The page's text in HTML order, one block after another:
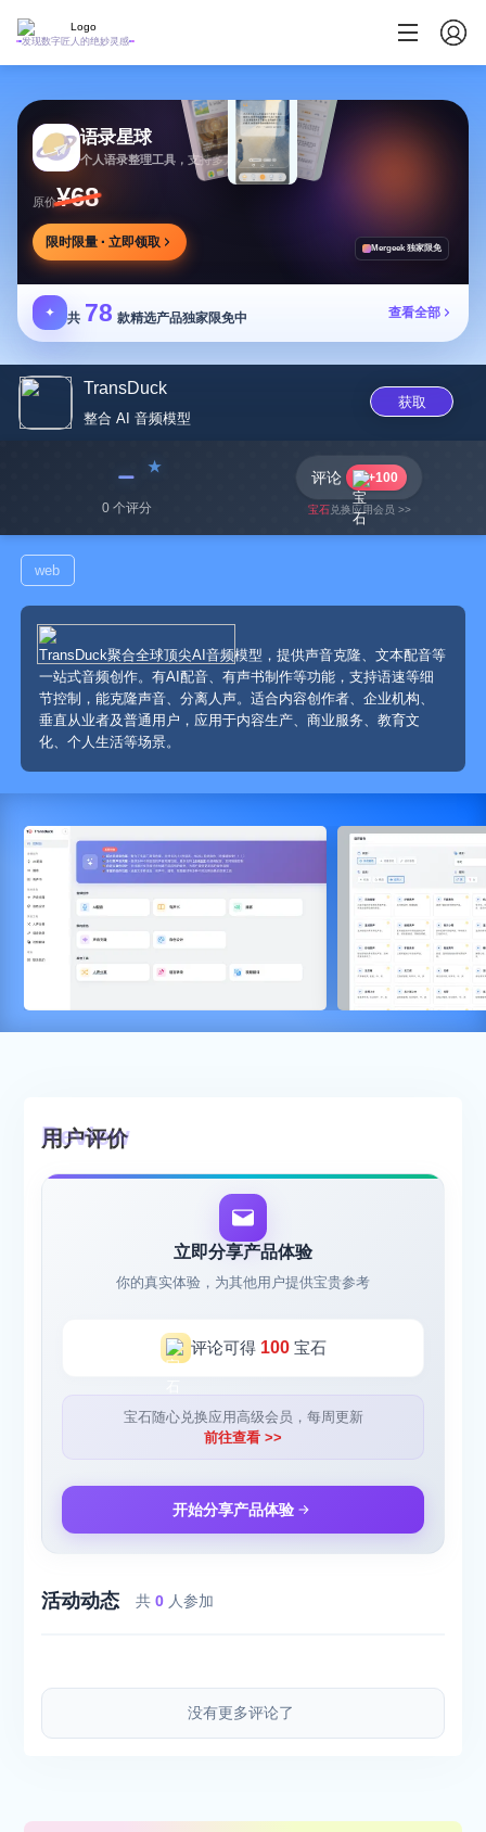
发现数字匠人的绝妙灵感
语录星球
个人语录整理工具，支持多方式添加及灵活推送
原价¥68
限时限量 · 立即领取 Mergeek 独家限免
✦ 共 78 款精选产品独家限免中 查看全部
TransDuck
整合 AI 音频模型
获取
﹣
0 个评分
评论 +100
宝石兑换应用会员 >>
web
TransDuck聚合全球顶尖AI音频模型，提供声音克隆、文本配音等
一站式音频创作。有AI配音、有声书制作等功能，支持语速等细
节控制，能克隆声音、分离人声。适合内容创作者、企业机构、
垂直从业者及普通用户，应用于内容生产、商业服务、教育文
化、个人生活等场景。
用户评价
立即分享产品体验
你的真实体验，为其他用户提供宝贵参考
评论可得 100宝石
宝石随心兑换应用高级会员，每周更新
前往查看 >>
开始分享产品体验
活动动态 共0 人参加
没有更多评论了